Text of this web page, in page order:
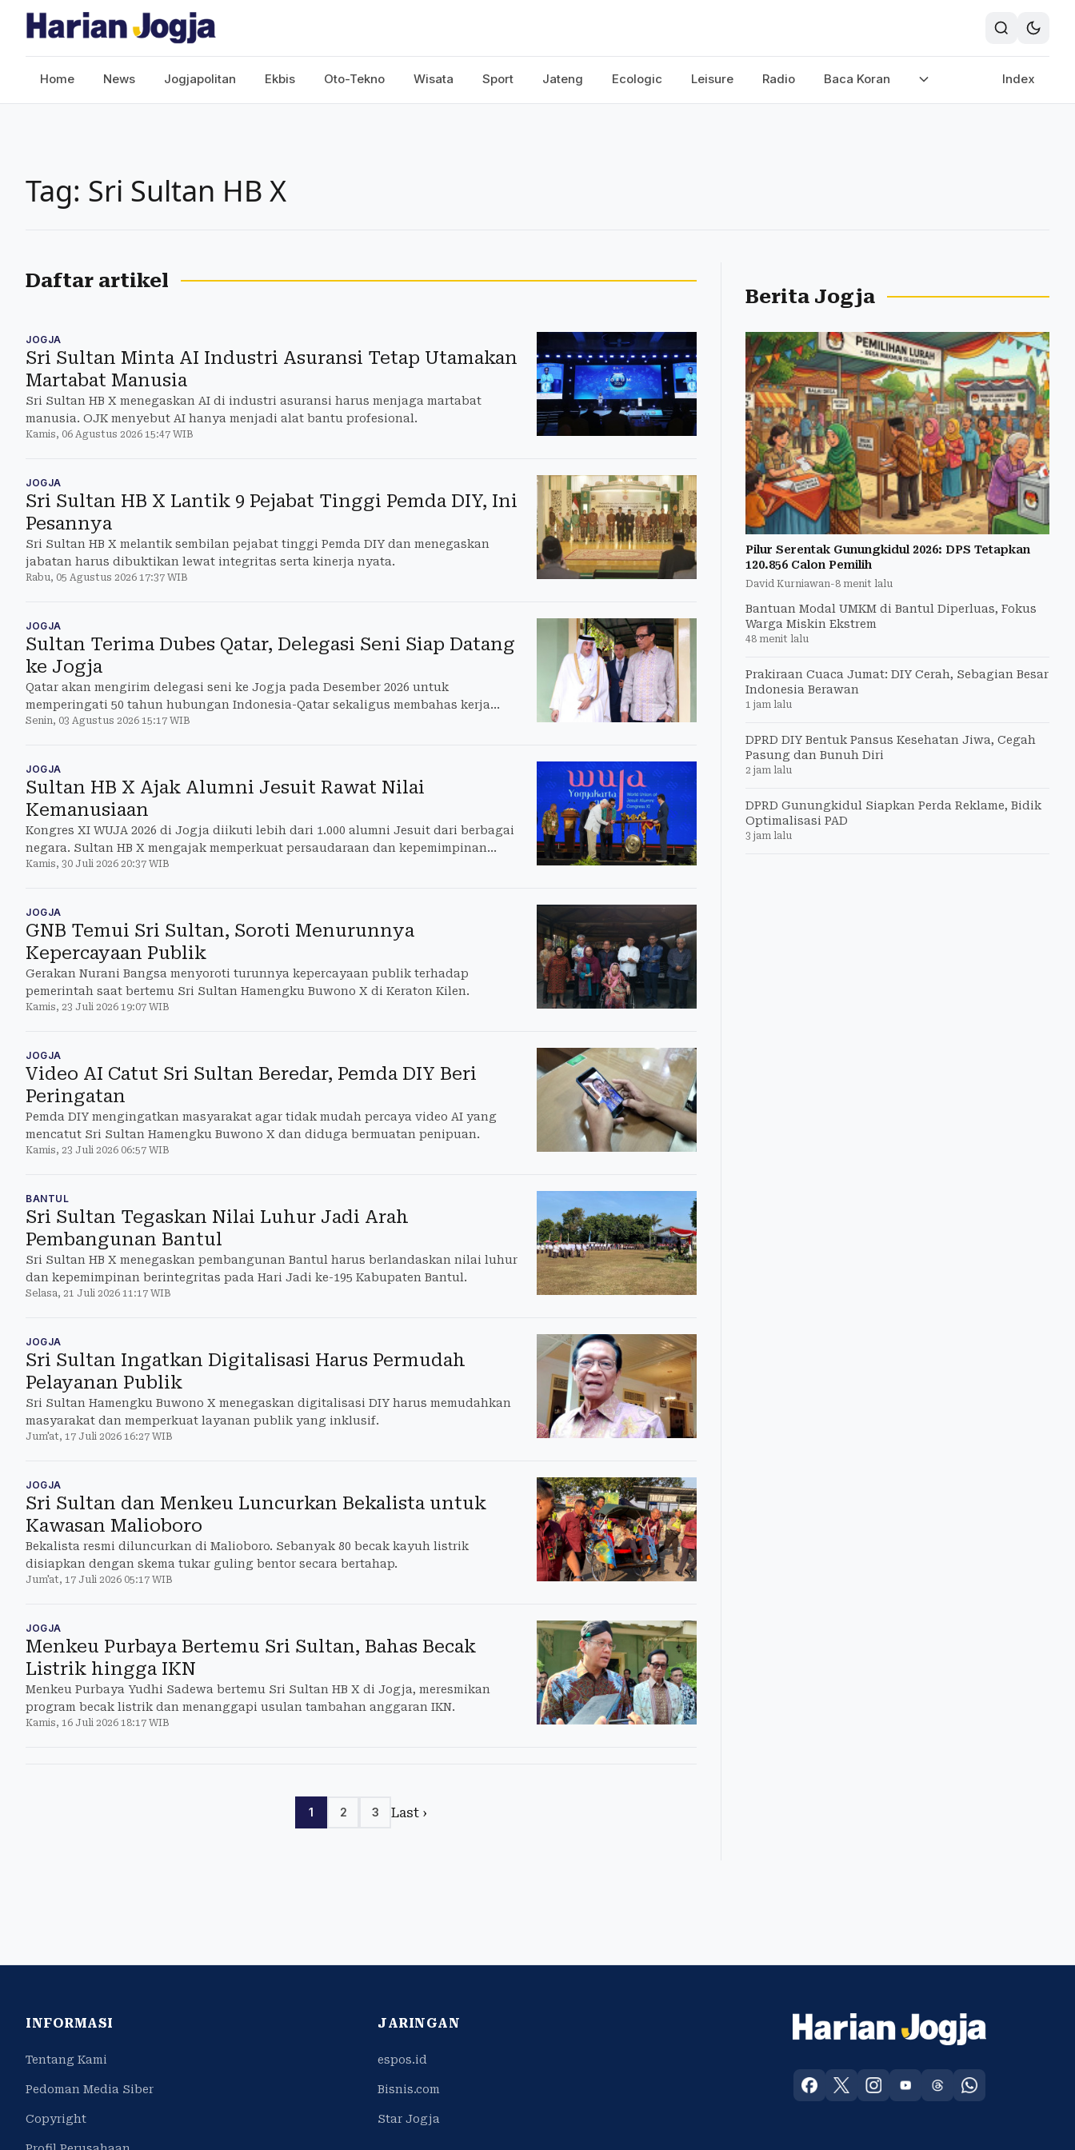
Home News Jogjapolitan Ekbis Oto-Tekno Wisata Sport Jateng Ecologic Leisure Radio Baca Koran Index
Tag: Sri Sultan HB X
Daftar artikel
JOGJA
Sri Sultan Minta AI Industri Asuransi Tetap Utamakan
Martabat Manusia
Sri Sultan HB X menegaskan AI di industri asuransi harus menjaga martabat
manusia. OJK menyebut AI hanya menjadi alat bantu profesional.
Kamis, 06 Agustus 2026 15:47 WIB
JOGJA
Sri Sultan HB X Lantik 9 Pejabat Tinggi Pemda DIY, Ini
Pesannya
Sri Sultan HB X melantik sembilan pejabat tinggi Pemda DIY dan menegaskan
jabatan harus dibuktikan lewat integritas serta kinerja nyata.
Rabu, 05 Agustus 2026 17:37 WIB
JOGJA
Sultan Terima Dubes Qatar, Delegasi Seni Siap Datang
ke Jogja
Qatar akan mengirim delegasi seni ke Jogja pada Desember 2026 untuk
memperingati 50 tahun hubungan Indonesia-Qatar sekaligus membahas kerja
sama budaya
Senin, 03 Agustus 2026 15:17 WIB
JOGJA
Sultan HB X Ajak Alumni Jesuit Rawat Nilai
Kemanusiaan
Kongres XI WUJA 2026 di Jogja diikuti lebih dari 1.000 alumni Jesuit dari berbagai
negara. Sultan HB X mengajak memperkuat persaudaraan dan kepemimpinan
berbasi
Kamis, 30 Juli 2026 20:37 WIB
JOGJA
GNB Temui Sri Sultan, Soroti Menurunnya
Kepercayaan Publik
Gerakan Nurani Bangsa menyoroti turunnya kepercayaan publik terhadap
pemerintah saat bertemu Sri Sultan Hamengku Buwono X di Keraton Kilen.
Kamis, 23 Juli 2026 19:07 WIB
JOGJA
Video AI Catut Sri Sultan Beredar, Pemda DIY Beri
Peringatan
Pemda DIY mengingatkan masyarakat agar tidak mudah percaya video AI yang
mencatut Sri Sultan Hamengku Buwono X dan diduga bermuatan penipuan.
Kamis, 23 Juli 2026 06:57 WIB
BANTUL
Sri Sultan Tegaskan Nilai Luhur Jadi Arah
Pembangunan Bantul
Sri Sultan HB X menegaskan pembangunan Bantul harus berlandaskan nilai luhur
dan kepemimpinan berintegritas pada Hari Jadi ke-195 Kabupaten Bantul.
Selasa, 21 Juli 2026 11:17 WIB
JOGJA
Sri Sultan Ingatkan Digitalisasi Harus Permudah
Pelayanan Publik
Sri Sultan Hamengku Buwono X menegaskan digitalisasi DIY harus memudahkan
masyarakat dan memperkuat layanan publik yang inklusif.
Jum'at, 17 Juli 2026 16:27 WIB
JOGJA
Sri Sultan dan Menkeu Luncurkan Bekalista untuk
Kawasan Malioboro
Bekalista resmi diluncurkan di Malioboro. Sebanyak 80 becak kayuh listrik
disiapkan dengan skema tukar guling bentor secara bertahap.
Jum'at, 17 Juli 2026 05:17 WIB
JOGJA
Menkeu Purbaya Bertemu Sri Sultan, Bahas Becak
Listrik hingga IKN
Menkeu Purbaya Yudhi Sadewa bertemu Sri Sultan HB X di Jogja, meresmikan
program becak listrik dan menanggapi usulan tambahan anggaran IKN.
Kamis, 16 Juli 2026 18:17 WIB
1 2 3 Last ›
Berita Jogja
Pilur Serentak Gunungkidul 2026: DPS Tetapkan
120.856 Calon Pemilih
David Kurniawan-8 menit lalu
Bantuan Modal UMKM di Bantul Diperluas, Fokus
Warga Miskin Ekstrem
48 menit lalu
Prakiraan Cuaca Jumat: DIY Cerah, Sebagian Besar
Indonesia Berawan
1 jam lalu
DPRD DIY Bentuk Pansus Kesehatan Jiwa, Cegah
Pasung dan Bunuh Diri
2 jam lalu
DPRD Gunungkidul Siapkan Perda Reklame, Bidik
Optimalisasi PAD
3 jam lalu
INFORMASI
Tentang Kami
Pedoman Media Siber
Copyright
JARINGAN
espos.id
Bisnis.com
Star Jogja